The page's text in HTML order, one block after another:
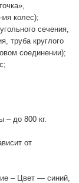
колес);
сечения,
труба круглого
соединении);
– до 800 кг.
от
– Цвет — синий,